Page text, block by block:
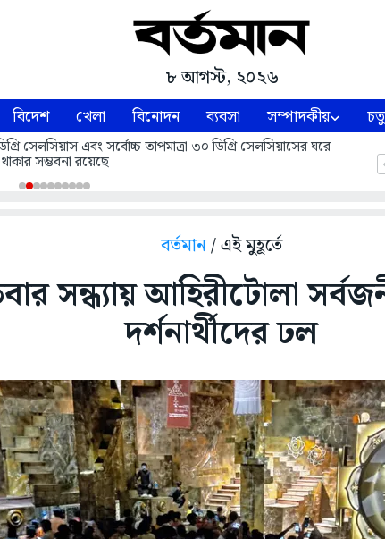
৮ আগস্ট, ২০২৬
বিদেশ খেলা বিনোদন ব্যবসা সম্পাদকীয়
সেলসিয়াস এবং সর্বোচ্চ তাপমাত্রা ৩০ ডিগ্রি সেলসিয়াসের ঘরে
থাকার সম্ভবনা রয়েছে
বর্তমান/ এই মুহূর্তে
সন্ধ্যায় আহিরীটোলা
দর্শনার্থীদের ঢল